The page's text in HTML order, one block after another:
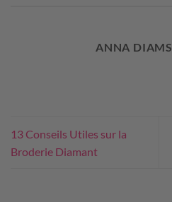
ANNA DIAMS
13 Conseils Utiles sur la
Broderie Diamant